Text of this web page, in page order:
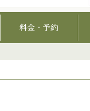
料金・予約